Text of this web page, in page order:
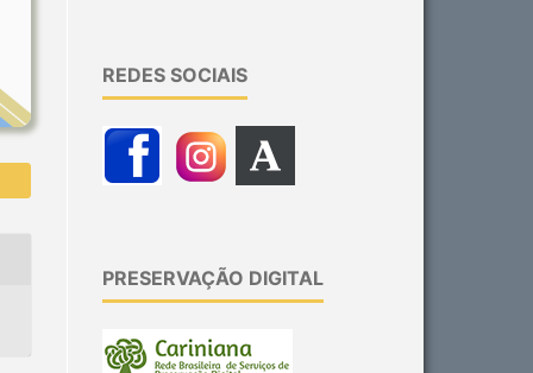
REDES SOCIAIS
PRESERVAÇÃO DIGITAL